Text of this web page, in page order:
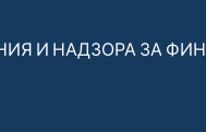
И НАДЗОРА ЗА